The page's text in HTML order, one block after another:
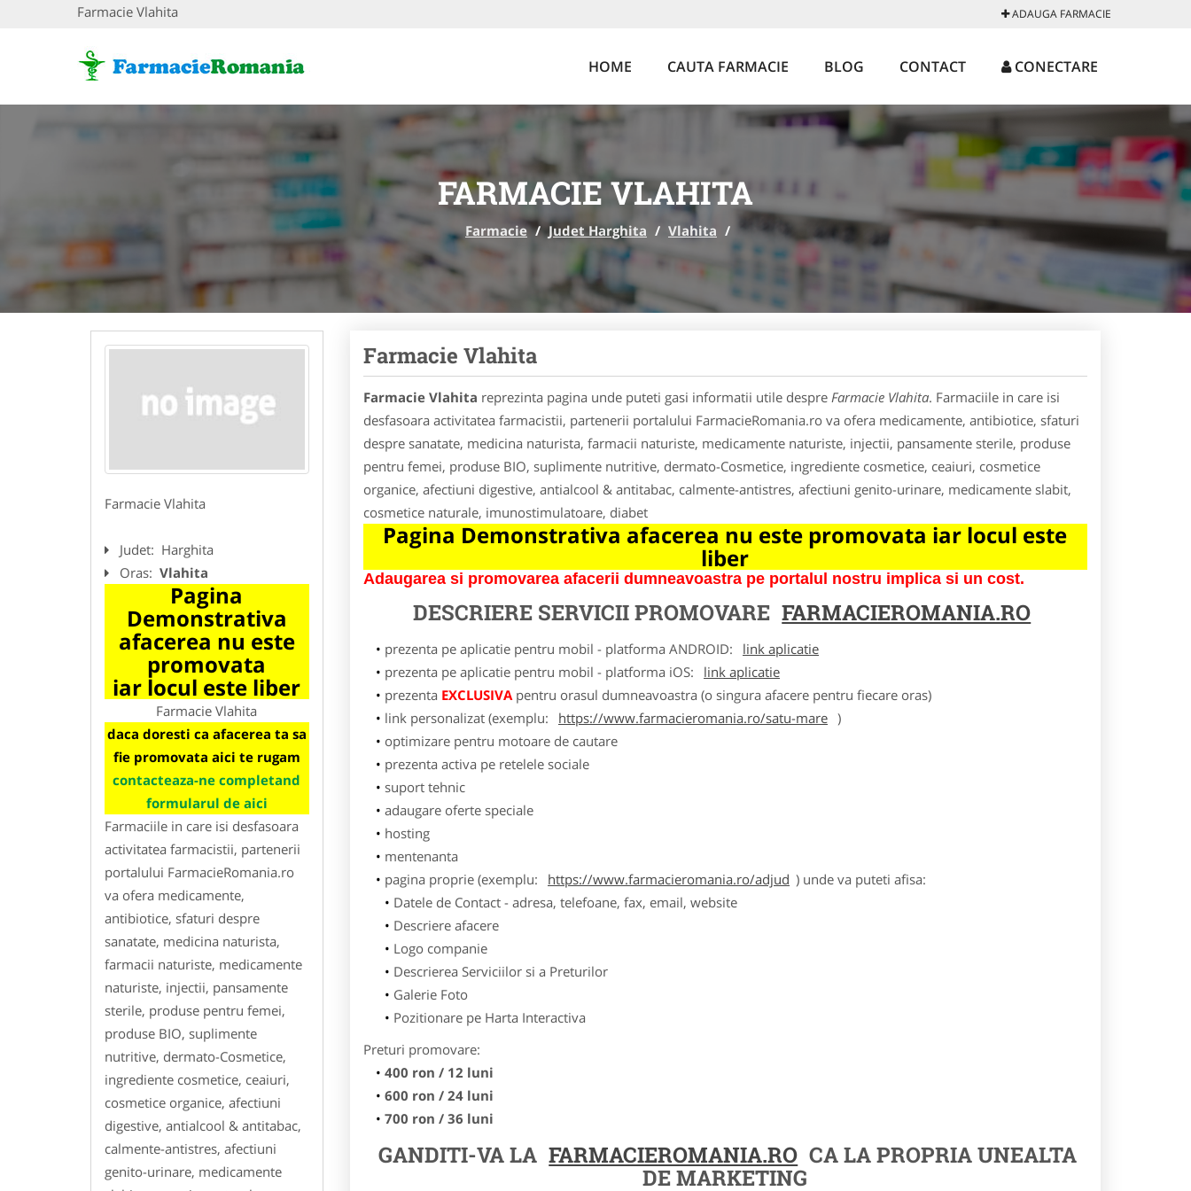
Farmacie Vlahita ADAUGA FARMACIE
HOME CAUTA FARMACIE BLOG CONTACT CONECTARE
FARMACIE VLAHITA
Farmacie / Judet Harghita / Vlahita /
Farmacie Vlahita
Judet: Harghita
Oras: Vlahita
Pagina
Demonstrativa
afacerea nu este
promovata
iar locul este liber
Farmacie Vlahita
daca doresti ca afacerea ta sa
fie promovata aici te rugam
contacteaza-ne completand
formularul de aici
Farmaciile in care isi desfasoara
activitatea farmacistii, partenerii
portalului FarmacieRomania.ro
va ofera medicamente,
antibiotice, sfaturi despre
sanatate, medicina naturista,
farmacii naturiste, medicamente
naturiste, injectii, pansamente
sterile, produse pentru femei,
produse BIO, suplimente
nutritive, dermato-Cosmetice,
ingrediente cosmetice, ceaiuri,
cosmetice organice, afectiuni
digestive, antialcool & antitabac,
calmente-antistres, afectiuni
genito-urinare, medicamente
Farmacie Vlahita
Farmacie Vlahita reprezinta pagina unde puteti gasi informatii utile despre Farmacie Vlahita. Farmaciile in care isi
desfasoara activitatea farmacistii, partenerii portalului FarmacieRomania.ro va ofera medicamente, antibiotice, sfaturi
despre sanatate, medicina naturista, farmacii naturiste, medicamente naturiste, injectii, pansamente sterile, produse
pentru femei, produse BIO, suplimente nutritive, dermato-Cosmetice, ingrediente cosmetice, ceaiuri, cosmetice
organice, afectiuni digestive, antialcool & antitabac, calmente-antistres, afectiuni genito-urinare, medicamente slabit,
cosmetice naturale, imunostimulatoare, diabet
Pagina Demonstrativa afacerea nu este promovata iar locul este
liber
Adaugarea si promovarea afacerii dumneavoastra pe portalul nostru implica si un cost.
DESCRIERE SERVICII PROMOVARE FARMACIEROMANIA.RO
prezenta pe aplicatie pentru mobil - platforma ANDROID:
link aplicatie
prezenta pe aplicatie pentru mobil - platforma iOS:
link aplicatie
prezenta EXCLUSIVApentru orasul dumneavoastra (o singura afacere pentru fiecare oras)
link personalizat (exemplu:
https://www.farmacieromania.ro/satu-mare )
optimizare pentru motoare de cautare
prezenta activa pe retelele sociale
suport tehnic
adaugare oferte speciale
hosting
mentenanta
pagina proprie (exemplu:
https://www.farmacieromania.ro/adjud ) unde va puteti afisa:
Datele de Contact - adresa, telefoane, fax, email, website
Descriere afacere
Logo companie
Descrierea Serviciilor si a Preturilor
Galerie Foto
Pozitionare pe Harta Interactiva
Preturi promovare:
400 ron / 12 luni
600 ron / 24 luni
700 ron / 36 luni
GANDITI-VA LA FARMACIEROMANIA.RO CA LA PROPRIA UNEALTA
DE MARKETING